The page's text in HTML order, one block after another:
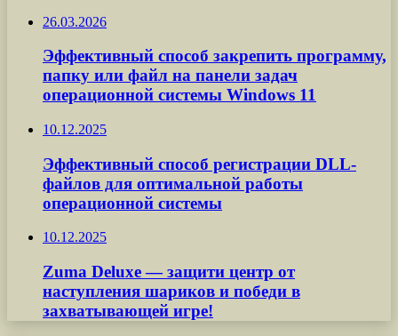
26.03.2026
Эффективный способ закрепить программу,
папку или файл на панели задач
операционной системы Windows 11
10.12.2025
Эффективный способ регистрации DLL-
файлов для оптимальной работы
операционной системы
10.12.2025
Zuma Deluxe — защити центр от
наступления шариков и победи в
захватывающей игре!